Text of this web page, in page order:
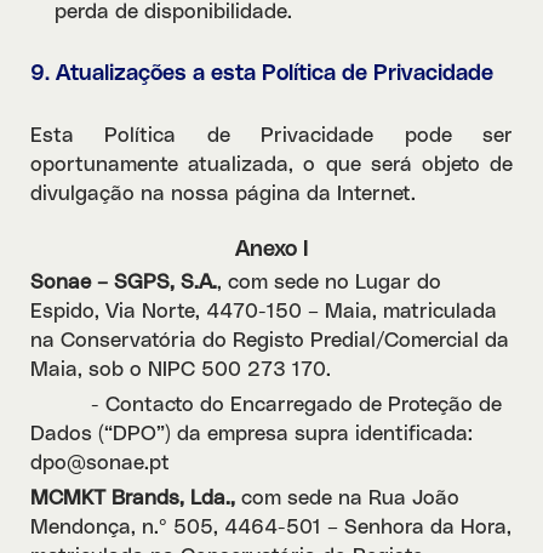
perda de disponibilidade.
9. Atualizações a esta Política de Privacidade
Esta Política de Privacidade pode ser
oportunamente atualizada, o que será objeto de
divulgação na nossa página da Internet.
Anexo I
Sonae – SGPS, S.A., com sede no Lugar do
Espido, Via Norte, 4470-150 – Maia, matriculada
na Conservatória do Registo Predial/Comercial da
Maia, sob o NIPC 500 273 170.
- Contacto do Encarregado de Proteção de
Dados (“DPO”) da empresa supra identificada:
dpo@sonae.pt
MCMKT Brands, Lda., com sede na Rua João
Mendonça, n.º 505, 4464-501 – Senhora da Hora,